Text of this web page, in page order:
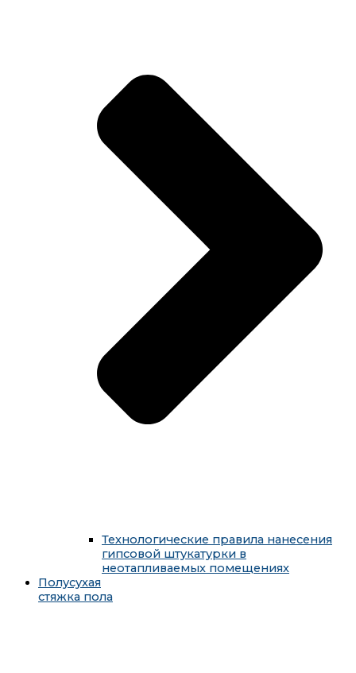
Технологические правила нанесения
гипсовой штукатурки в
неотапливаемых помещениях
Полусухая
стяжка пола